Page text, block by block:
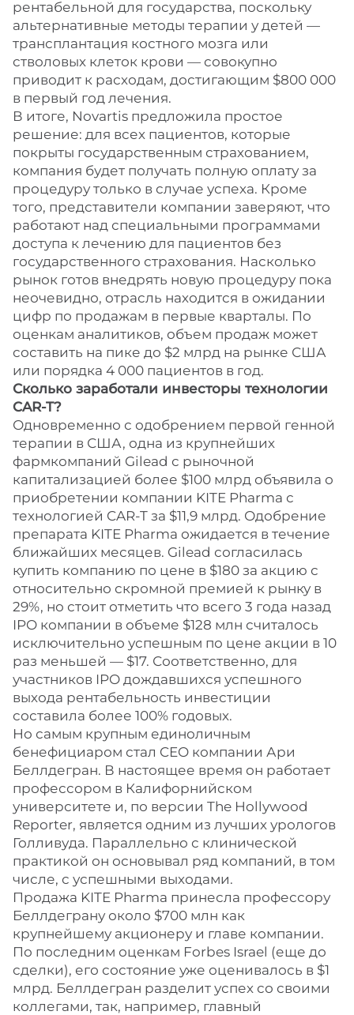
рентабельной для государства, поскольку
альтернативные методы терапии у детей —
трансплантация костного мозга или
стволовых клеток крови — совокупно
приводит к расходам, достигающим $800 000
в первый год лечения.
В итоге, Novartis предложила простое
решение: для всех пациентов, которые
покрыты государственным страхованием,
компания будет получать полную оплату за
процедуру только в случае успеха. Кроме
того, представители компании заверяют, что
работают над специальными программами
доступа к лечению для пациентов без
государственного страхования. Насколько
рынок готов внедрять новую процедуру пока
неочевидно, отрасль находится в ожидании
цифр по продажам в первые кварталы. По
оценкам аналитиков, объем продаж может
составить на пике до $2 млрд на рынке США
или порядка 4 000 пациентов в год.
Сколько заработали инвесторы технологии
CAR-T?
Одновременно с одобрением первой генной
терапии в США, одна из крупнейших
фармкомпаний Gilead с рыночной
капитализацией более $100 млрд объявила о
приобретении компании KITE Pharma с
технологией CAR-T за $11,9 млрд. Одобрение
препарата KITE Pharma ожидается в течение
ближайших месяцев. Gilead согласилась
купить компанию по цене в $180 за акцию с
относительно скромной премией к рынку в
29%, но стоит отметить что всего 3 года назад
IPO компании в объеме $128 млн считалось
исключительно успешным по цене акции в 10
раз меньшей — $17. Соответственно, для
участников IPO дождавшихся успешного
выхода рентабельность инвестиции
составила более 100% годовых.
Но самым крупным единоличным
бенефициаром стал CEO компании Ари
Беллдегран. В настоящее время он работает
профессором в Калифорнийском
университете и, по версии The Hollywood
Reporter, является одним из лучших урологов
Голливуда. Параллельно с клинической
практикой он основывал ряд компаний, в том
числе, с успешными выходами.
Продажа KITE Pharma принесла профессору
Беллдеграну около $700 млн как
крупнейшему акционеру и главе компании.
По последним оценкам Forbes Israel (еще до
сделки), его состояние уже оценивалось в $1
млрд. Беллдегран разделит успех со своими
коллегами, так, например, главный